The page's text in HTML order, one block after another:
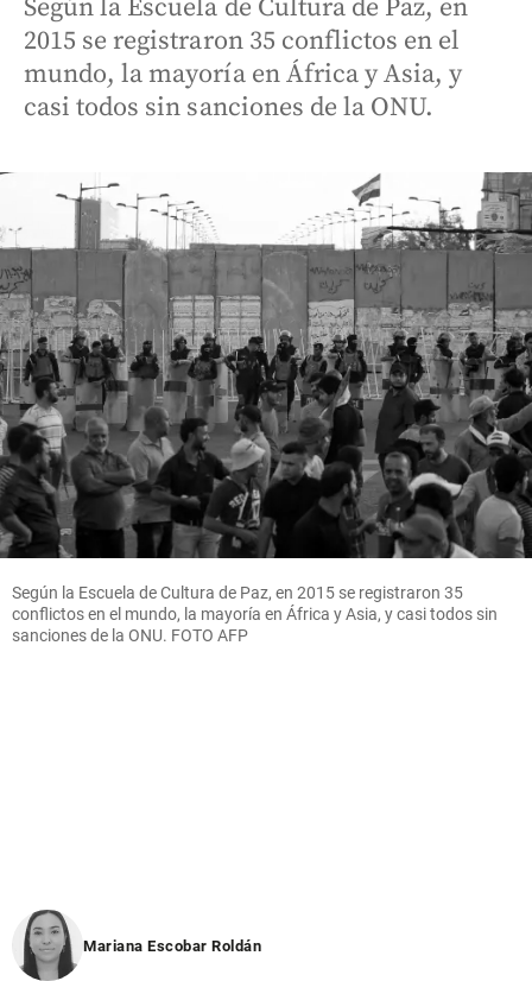
Según la Escuela de Cultura de Paz, en
2015 se registraron 35 conflictos en el
mundo, la mayoría en África y Asia, y
casi todos sin sanciones de la ONU.
Según la Escuela de Cultura de Paz, en 2015 se registraron 35
conflictos en el mundo, la mayoría en África y Asia, y casi todos sin
sanciones de la ONU. FOTO AFP
Mariana Escobar Roldán